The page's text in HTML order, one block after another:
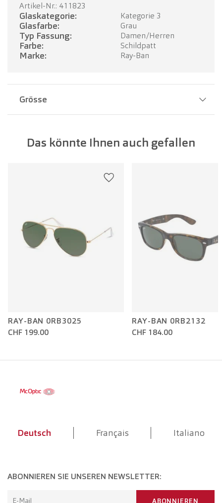
TERMIN BUCHEN
Artikel-Nr.: 411823
Glaskategorie: Kategorie 3
Glasfarbe: Grau
Typ Fassung: Damen/Herren
Farbe: Schildpatt
Marke: Ray-Ban
Grösse
Glasbreite: 49 mm
Das könnte Ihnen auch gefallen
RAY-BAN 0RB3025
CHF 199.00
RAY-BAN 0RB2132
CHF 184.00
Deutsch Français Italiano
ABONNIEREN SIE UNSEREN NEWSLETTER:
E-Mail ABONNIEREN